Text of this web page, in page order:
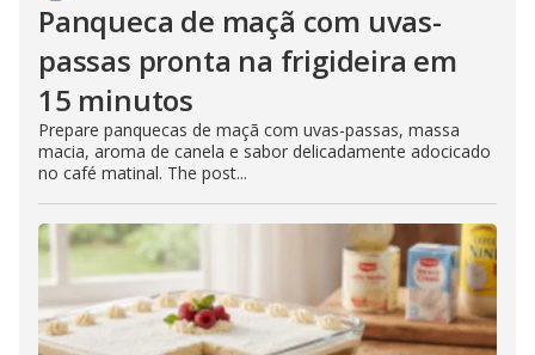
Panqueca de maçã com uvas-
passas pronta na frigideira em
15 minutos
Prepare panquecas de maçã com uvas-passas, massa
macia, aroma de canela e sabor delicadamente adocicado
no café matinal. The post...